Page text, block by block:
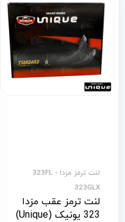
لنت ترمز مزدا 323FL -
323GLX
لنت ترمز عقب مزدا
323 یونیک (Unique)